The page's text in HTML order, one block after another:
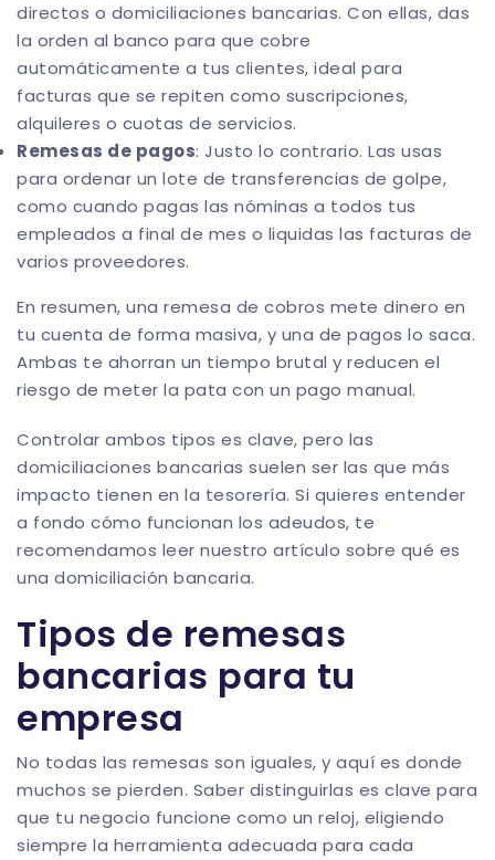
directos o domiciliaciones bancarias. Con ellas, das
la orden al banco para que cobre
automáticamente a tus clientes, ideal para
facturas que se repiten como suscripciones,
alquileres o cuotas de servicios.
Remesas de pagos: Justo lo contrario. Las usas
para ordenar un lote de transferencias de golpe,
como cuando pagas las nóminas a todos tus
empleados a final de mes o liquidas las facturas de
varios proveedores.
En resumen, una remesa de cobros mete dinero en
tu cuenta de forma masiva, y una de pagos lo saca.
Ambas te ahorran un tiempo brutal y reducen el
riesgo de meter la pata con un pago manual.
Controlar ambos tipos es clave, pero las
domiciliaciones bancarias suelen ser las que más
impacto tienen en la tesorería. Si quieres entender
a fondo cómo funcionan los adeudos, te
recomendamos leer nuestro artículo sobre qué es
una domiciliación bancaria.
Tipos de remesas
bancarias para tu
empresa
No todas las remesas son iguales, y aquí es donde
muchos se pierden. Saber distinguirlas es clave para
que tu negocio funcione como un reloj, eligiendo
siempre la herramienta adecuada para cada